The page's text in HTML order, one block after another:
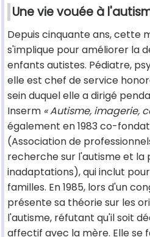
Une vie vouée à
Depuis cinquante ans, cette
s'implique pour améliorer la
enfants autistes. Pédiatre,
elle est chef de service
sein duquel elle a dirigé
Inserm « Autisme, imagerie,
également en 1983 co-
(Association de
recherche sur l'autisme et la
inadaptations), qui inclut
familles. En 1985, lors d'un
présente sa théorie sur les
l'autisme, réfutant qu'il soit
affectif avec la mère. Elle se